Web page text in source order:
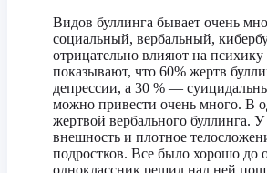
Видов буллинга бывает очень
социальный, вербальный,
отрицательно влияют на
показывают, что 60% жертв
депрессии, а 30 % —
можно привести очень много. В
жертвой вербального буллинга.
внешность и плотное
подростков. Все было хорошо до
одноклассник решил над ней